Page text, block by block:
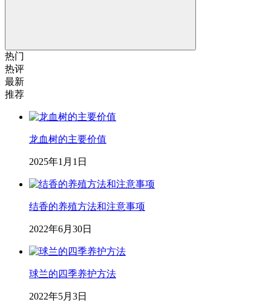
热门
热评
最新
推荐
龙血树的主要价值
2025年1月1日
结香的养殖方法和注意事项
2022年6月30日
球兰的四季养护方法
2022年5月3日